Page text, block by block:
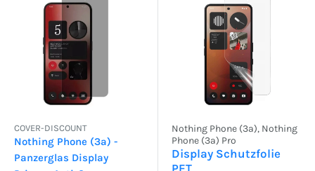
COVER-DISCOUNT
Nothing Phone (3a) -
Panzerglas Display
Nothing Phone (3a), Nothing
Phone (3a) Pro
Display Schutzfolie